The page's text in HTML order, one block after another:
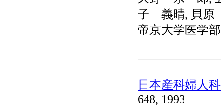
子 義晴, 貝
帝京大学医学
日本産科婦人
648, 1993